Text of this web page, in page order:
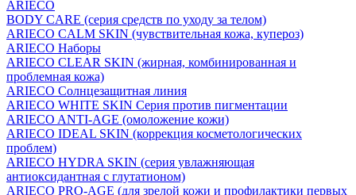
ARIECO
BODY CARE (серия средств по уходу за телом)
ARIECO CALM SKIN (чувствительная кожа, купероз)
ARIECO Наборы
ARIECO CLEAR SKIN (жирная, комбинированная и
проблемная кожа)
ARIECO Солнцезащитная линия
ARIECO WHITE SKIN Серия против пигментации
ARIECO ANTI-AGE (омоложение кожи)
ARIECO IDEAL SKIN (коррекция косметологических
проблем)
ARIECO HYDRA SKIN (серия увлажняющая
антиоксидантная с глутатионом)
ARIECO PRO-AGE (для зрелой кожи и профилактики первых